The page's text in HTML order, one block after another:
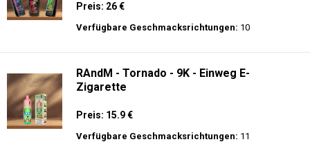
Preis: 26 €
Verfügbare Geschmacksrichtungen: 10
RAndM - Tornado - 9K - Einweg E-
Zigarette
Preis: 15.9 €
Verfügbare Geschmacksrichtungen: 11